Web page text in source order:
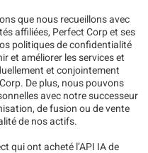
que nous recueillons avec
affiliées, Perfect Corp et ses
politiques de confidentialité
et améliorer les services et
et conjointement
De plus, nous pouvons
avec notre successeur
de fusion ou de vente
de nos actifs.
qui ont acheté l’API IA de